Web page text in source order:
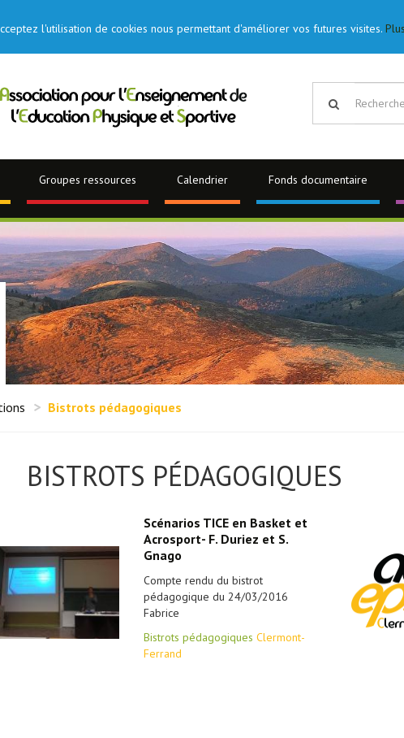
l'utilisation de cookies nous permettant d'améliorer vos futures visites.
Groupes ressources Calendrier Fonds documentaire
Bistrots pédagogiques
BISTROTS PÉDAGOGIQUES
Scénarios TICE en Basket et
Acrosport- F. Duriez et S.
Gnago
Compte rendu du bistrot
pédagogique du 24/03/2016
Fabrice
Bistrots pédagogiques Clermont-
Ferrand